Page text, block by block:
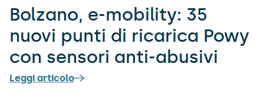
Bolzano, e-mobility: 35
nuovi punti di ricarica Powy
con sensori anti-abusivi
Leggi articolo